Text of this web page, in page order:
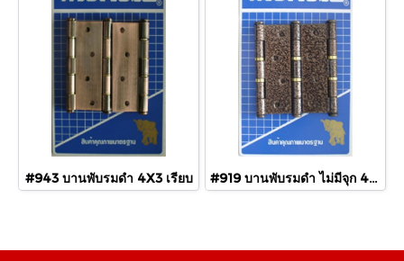
#943 บานพับรมดำ 4X3 เรียบ #919 บานพับรมดำ ไม่มีจุก 4x3